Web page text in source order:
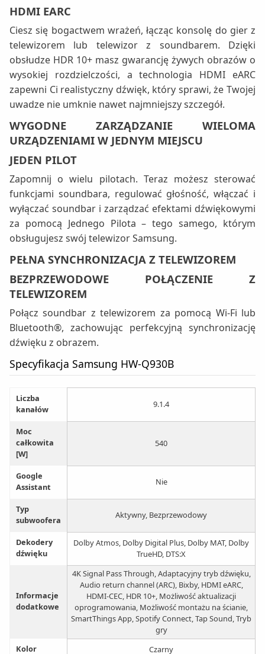
HDMI EARC
Ciesz się bogactwem wrażeń, łącząc konsolę do gier z
telewizorem lub telewizor z soundbarem. Dzięki
obsłudze HDR 10+ masz gwarancję żywych obrazów o
wysokiej rozdzielczości, a technologia HDMI eARC
zapewni Ci realistyczny dźwięk, który sprawi, że Twojej
uwadze nie umknie nawet najmniejszy szczegół.
WYGODNE ZARZĄDZANIE WIELOMA
URZĄDZENIAMI W JEDNYM MIEJSCU
JEDEN PILOT
Zapomnij o wielu pilotach. Teraz możesz sterować
funkcjami soundbara, regulować głośność, włączać i
wyłączać soundbar i zarządzać efektami dźwiękowymi
za pomocą Jednego Pilota – tego samego, którym
obsługujesz swój telewizor Samsung.
PEŁNA SYNCHRONIZACJA Z TELEWIZOREM
BEZPRZEWODOWE POŁĄCZENIE Z
TELEWIZOREM
Połącz soundbar z telewizorem za pomocą Wi-Fi lub
Bluetooth®, zachowując perfekcyjną synchronizację
dźwięku z obrazem.
Specyfikacja Samsung HW-Q930B
Liczba
kanałów
9.1.4
Moc
całkowita
[W]
540
Google
Assistant
Nie
Typ
subwoofera
Aktywny, Bezprzewodowy
Dekodery
dźwięku
Dolby Atmos, Dolby Digital Plus, Dolby MAT, Dolby
TrueHD, DTS:X
Informacje
dodatkowe
4K Signal Pass Through, Adaptacyjny tryb dźwięku,
Audio return channel (ARC), Bixby, HDMI eARC,
HDMI-CEC, HDR 10+, Możliwość aktualizacji
oprogramowania, Możliwość montażu na ścianie,
SmartThings App, Spotify Connect, Tap Sound, Tryb
gry
Kolor
Czarny